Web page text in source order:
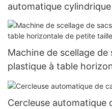
automatique
d&39;emballage
1500 mm
Machine de scellage
plastique à table
Cercleuse automatique